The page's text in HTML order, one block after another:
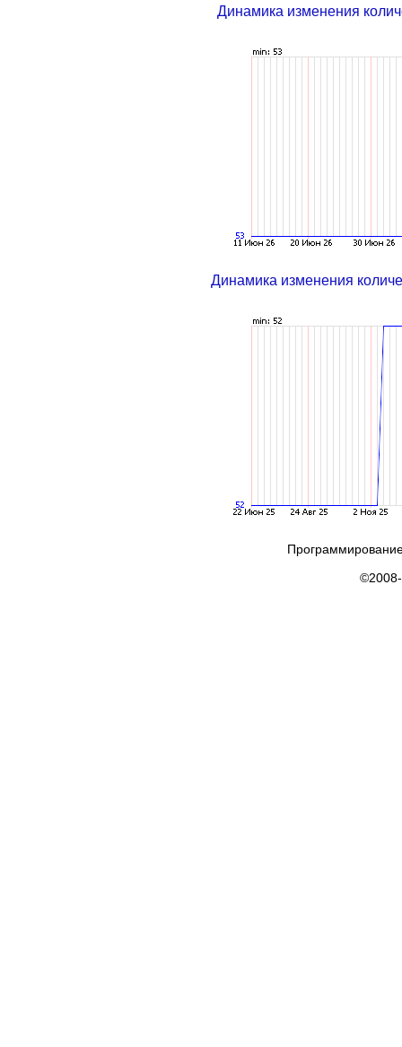
Динамика изменения
Динамика изменения